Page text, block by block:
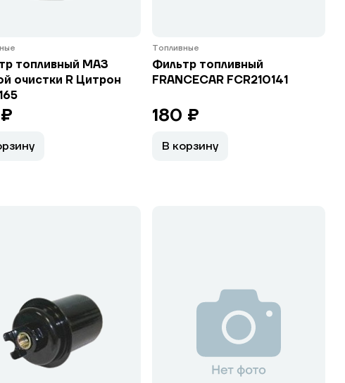
топливный МАЗ
очистки R Цитрон
Топливные
Фильтр топливный
FRANCECAR FCR210141
180 ₽
В корзину